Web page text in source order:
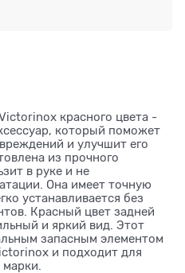
красного цвета -
который поможет
и улучшит его
из прочного
в руке и не
Она имеет точную
устанавливается без
Красный цвет задней
и яркий вид. Этот
запасным элементом
и подходит для